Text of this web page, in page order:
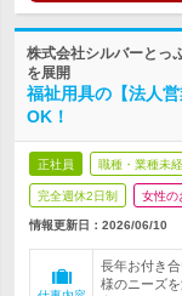
株式会社シルバーとっ
を展開
福祉用具の【法人
OK！
正社員 職種・業種未
完全週休2日制 女性の
情報更新日：2026/06/10
長年お付き
様のニーズ